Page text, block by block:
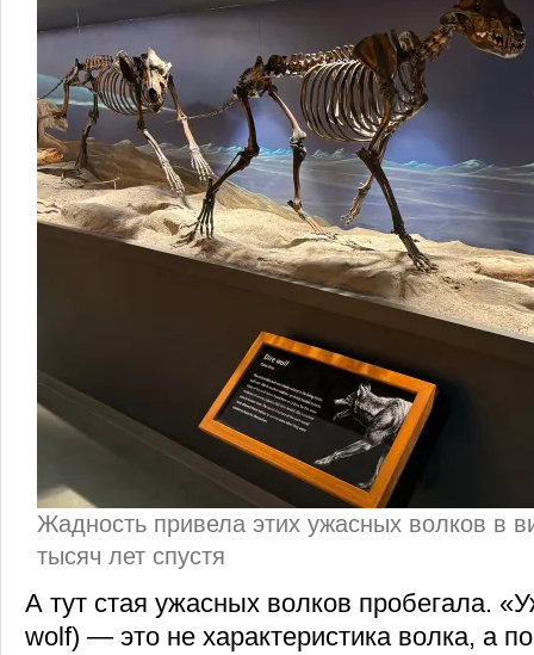
Жадность привела этих ужасных волков в
тысяч лет спустя
А тут стая ужасных волков пробегала.
wolf) — это не характеристика волка, а